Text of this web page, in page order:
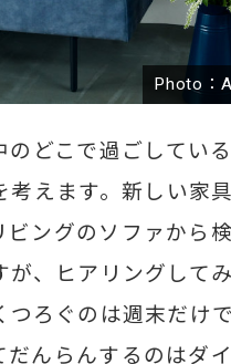
のどこで過ごしてい
考えます。新しい家
ビングのソファから
が、ヒアリングして
つろぐのは週末だけ
だんらんするのはダ
Photo：